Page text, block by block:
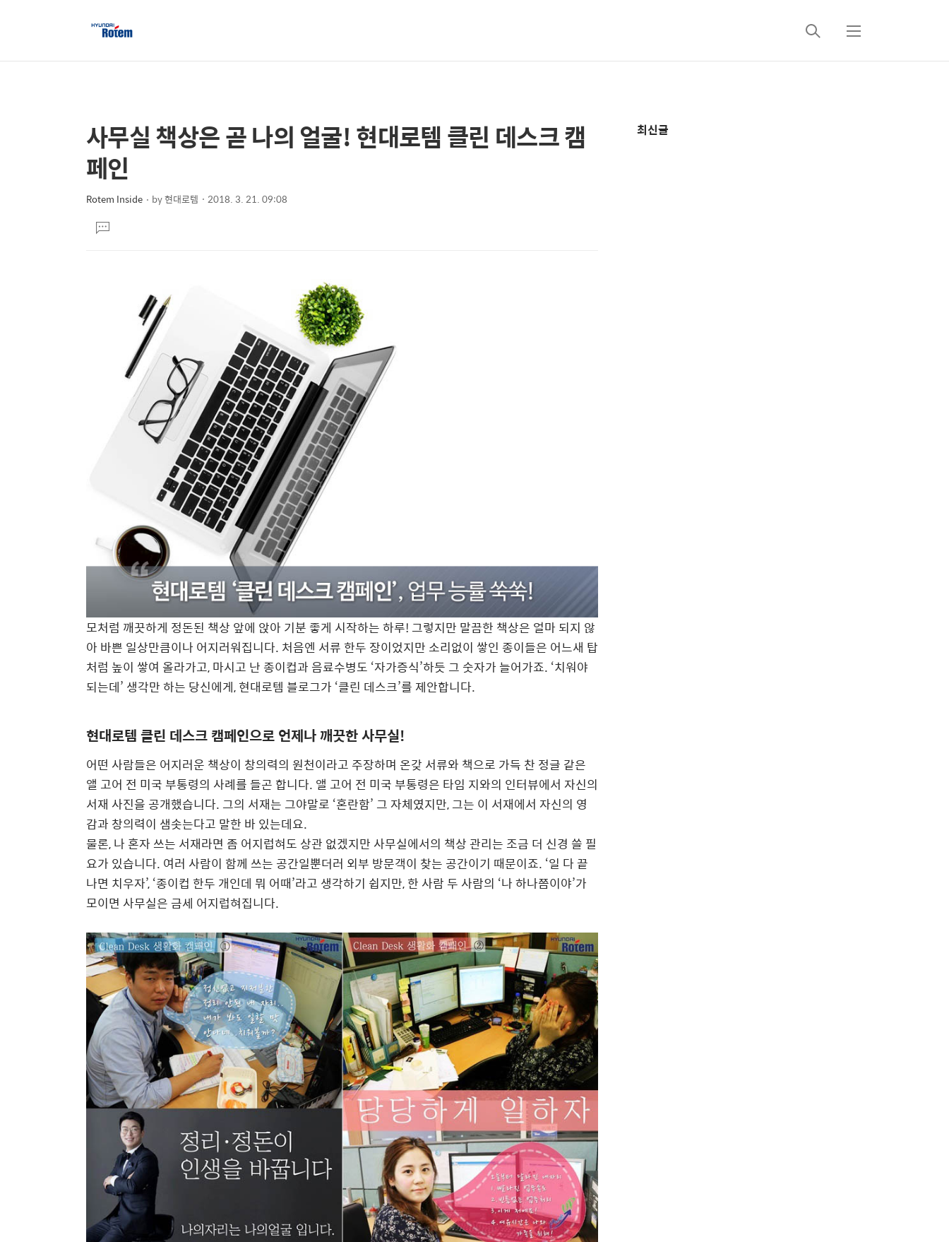
검
메
상
컨
텐
본
문
제
사무실 책상은 곧 나의 얼굴! 현대로템 클린 데스크 캠
페인
Rotem Inside by현대로템 2018. 3. 21. 09:08
문댓
글
모처럼 깨끗하게 정돈된 책상 앞에 앉아 기분 좋게 시작하는 하루! 그렇지만 말끔한 책상은 얼마 되지 않
아 바쁜 일상만큼이나 어지러워집니다. 처음엔 서류 한두 장이었지만 소리없이 쌓인 종이들은 어느새 탑
처럼 높이 쌓여 올라가고, 마시고 난 종이컵과 음료수병도 ‘자가증식’하듯 그 숫자가 늘어가죠. ‘치워야
되는데’ 생각만 하는 당신에게, 현대로템 블로그가 ‘클린 데스크’를 제안합니다.
현대로템 클린 데스크 캠페인으로 언제나 깨끗한 사무실!
어떤 사람들은 어지러운 책상이 창의력의 원천이라고 주장하며 온갖 서류와 책으로 가득 찬 정글 같은
앨 고어 전 미국 부통령의 사례를 들곤 합니다. 앨 고어 전 미국 부통령은 타임 지와의 인터뷰에서 자신의
서재 사진을 공개했습니다. 그의 서재는 그야말로 ‘혼란함’ 그 자체였지만, 그는 이 서재에서 자신의 영
감과 창의력이 샘솟는다고 말한 바 있는데요.
물론, 나 혼자 쓰는 서재라면 좀 어지럽혀도 상관 없겠지만 사무실에서의 책상 관리는 조금 더 신경 쓸 필
요가 있습니다. 여러 사람이 함께 쓰는 공간일뿐더러 외부 방문객이 찾는 공간이기 때문이죠. ‘일 다 끝
나면 치우자’, ‘종이컵 한두 개인데 뭐 어때’라고 생각하기 쉽지만, 한 사람 두 사람의 ‘나 하나쯤이야’가
모이면 사무실은 금세 어지럽혀집니다.
추
최신글